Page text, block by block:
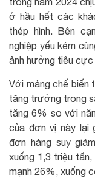
ở hầu hết các
thép hình. Bên
nghiệp yếu kém
ảnh hưởng tiêu
Với mảng chế biến
tăng trưởng trong
tăng 6% so với
của đơn vị này lại
đơn hàng suy
xuống 1,3 triệu
mạnh 26%, xuống